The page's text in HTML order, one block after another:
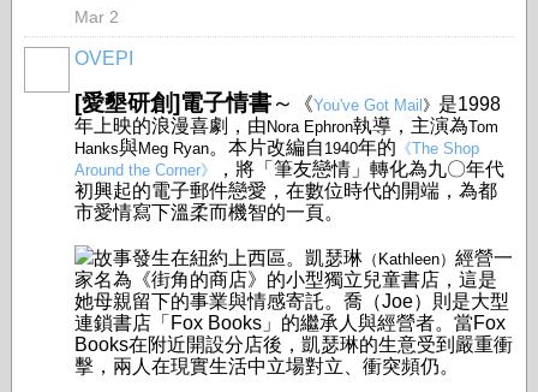
Mar 2
OVEPI
[愛墾研創]電子情書～ 《You've Got Mail 》 是1998
年上映的浪漫喜劇，由 Nora Ephron執導，主演為Tom
Hanks與Meg Ryan。本片改編自 1940年的 《The Shop
Around the Corner》
，將「筆友戀情」轉化為九〇年代
初興起的電子郵件戀愛，在數位時代的開端，為都
市愛情寫下溫柔而機智的一頁。
故事發生在紐約上西區。凱瑟琳 （Kathleen） 經營一
家名為《街角的商店》的小型獨立兒童書店，這是
她母親留下的事業與情感寄託。喬（Joe）則是大型
連鎖書店「Fox Books」的繼承人與經營者。當Fox
Books在附近開設分店後，凱瑟琳的生意受到嚴重衝
擊，兩人在現實生活中立場對立、衝突頻仍。